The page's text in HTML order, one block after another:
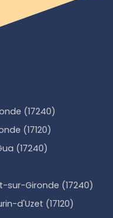
(17240)
(17120)
(17240)
Gironde (17240)
d'Uzet (17120)